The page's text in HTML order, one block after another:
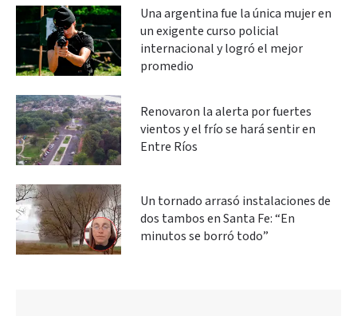
Una argentina fue la única mujer en
un exigente curso policial
internacional y logró el mejor
promedio
Renovaron la alerta por fuertes
vientos y el frío se hará sentir en
Entre Ríos
Un tornado arrasó instalaciones de
dos tambos en Santa Fe: “En
minutos se borró todo”